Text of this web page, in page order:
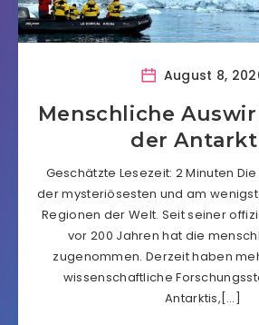
August 8,
Menschliche
der
Geschätzte Lesezeit: 2 Minuten
der mysteriösesten und am
Regionen der Welt. Seit seiner
vor 200 Jahren hat die
zugenommen. Derzeit haben
wissenschaftliche
Antarktis,[…]